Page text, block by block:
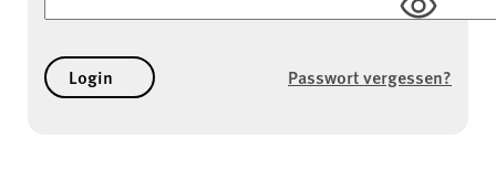
Passwort vergessen?